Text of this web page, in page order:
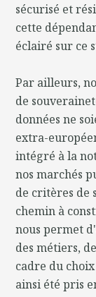
sécurisé et
cette
éclairé sur ce
Par ailleurs,
de
données ne
extra-
intégré à la
nos marchés
de critères de
chemin à
nous permet
des métiers,
cadre du
ainsi été pris